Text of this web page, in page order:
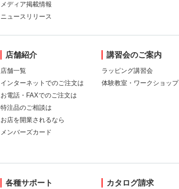
メディア掲載情報
ニュースリリース
店舗紹介
店舗一覧
インターネットでのご注文は
お電話・FAXでのご注文は
特注品のご相談は
お店を開業されるなら
メンバーズカード
講習会のご案内
ラッピング講習会
体験教室・ワークショップ
各種サポート カタログ請求